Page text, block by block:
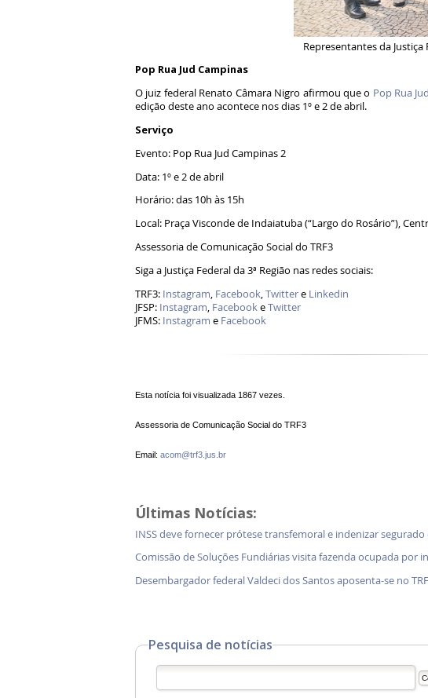
Representantes da Justiça
Pop Rua Jud Campinas
O juiz federal Renato Câmara Nigro afirmou que o Pop Rua
edição deste ano acontece nos dias 1º e 2 de abril.
Serviço
Evento: Pop Rua Jud Campinas 2
Data: 1º e 2 de abril
Horário: das 10h às 15h
Local: Praça Visconde de Indaiatuba (“Largo do Rosário”),
Assessoria de Comunicação Social do TRF3
Siga a Justiça Federal da 3ª Região nas redes sociais:
TRF3: Instagram, Facebook,Twittere Linkedin
JFSP: Instagram, FacebookeTwitter
JFMS: Instagram e Facebook
Esta notícia foi visualizada 1867 vezes.
Assessoria de Comunicação Social do TRF3
Email: acom@trf3.jus.br
Últimas Notícias:
INSS deve fornecer prótese transfemoral e indenizar segurado
Comissão de Soluções Fundiárias visita fazenda ocupada por
Desembargador federal Valdeci dos Santos aposenta-se no
Pesquisa de notícias